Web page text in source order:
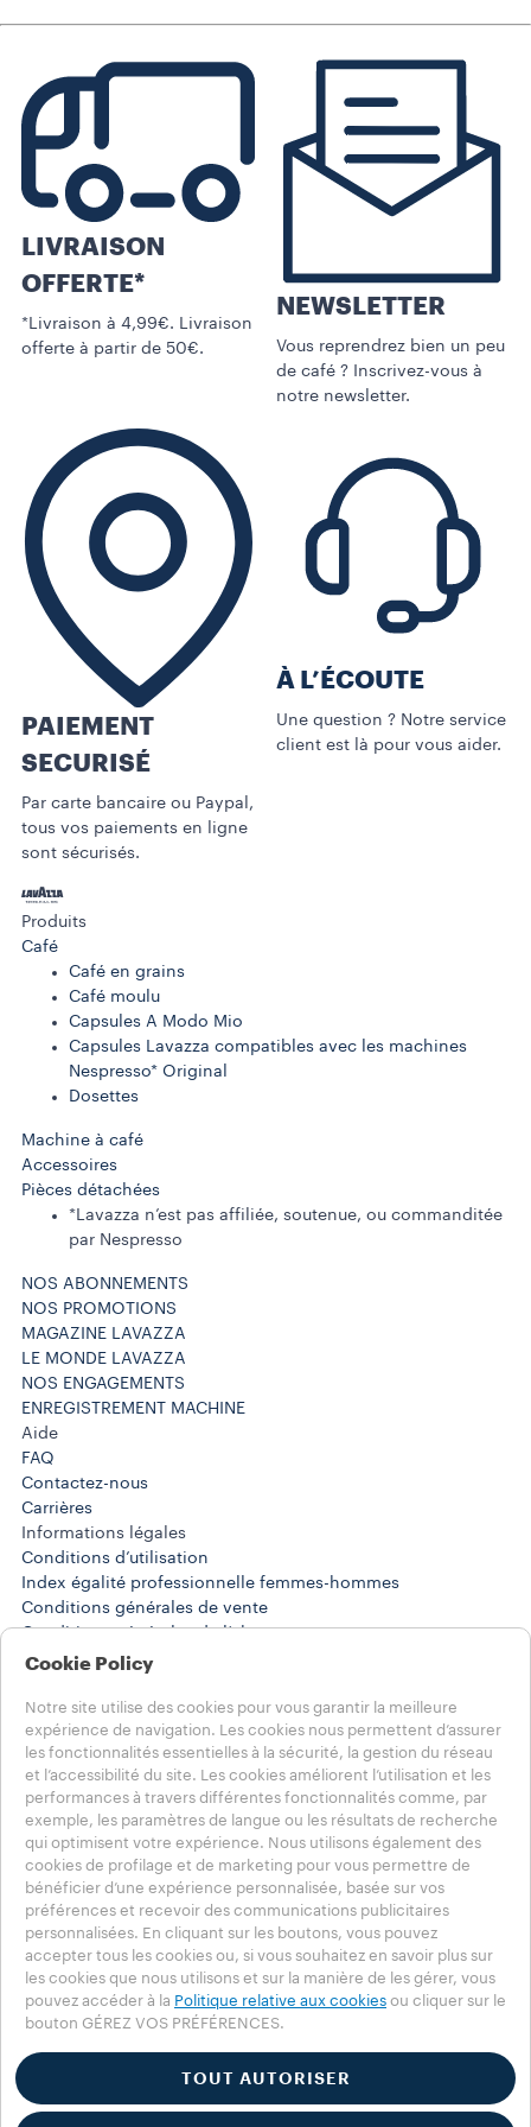
LIVRAISON
OFFERTE*
*Livraison à 4,99€. Livraison
offerte à partir de 50€.
NEWSLETTER
Vous reprendrez bien un peu
de café ? Inscrivez-vous à
notre newsletter.
PAIEMENT
SECURISÉ
Par carte bancaire ou Paypal,
tous vos paiements en ligne
sont sécurisés.
À L’ÉCOUTE
Une question ? Notre service
client est là pour vous aider.
Produits
Café
Café en grains
Café moulu
Capsules A Modo Mio
Capsules Lavazza compatibles avec les machines
Nespresso* Original
Dosettes
Machine à café
Accessoires
Pièces détachées
*Lavazza n’est pas affiliée, soutenue, ou commanditée
par Nespresso
NOS ABONNEMENTS
NOS PROMOTIONS
MAGAZINE LAVAZZA
LE MONDE LAVAZZA
NOS ENGAGEMENTS
ENREGISTREMENT MACHINE
Aide
FAQ
Contactez-nous
Carrières
Informations légales
Conditions d’utilisation
Index égalité professionnelle femmes-hommes
Conditions générales de vente
Conditions générales de l’abonnement
Résiliation d’abonnement ou commande standard
Choisissez votre pays
FRANCE
AUTRES PAYS
Réglements jeu concours lavazza
Vie privée
Politique en matière de cookies
Mentions légales
Réglage des cookies
Whistleblowing
Déclaration d’accessibilité
Retrouvez les informations AGEC de nos produits sur le site
Mutualisé de la Société Coopérative d’Intérêt Collectif Numalim
www.numalim.fr
Cookie Policy
Notre site utilise des cookies pour vous garantir la meilleure
expérience de navigation. Les cookies nous permettent d’assurer
les fonctionnalités essentielles à la sécurité, la gestion du réseau
et l’accessibilité du site. Les cookies améliorent l’utilisation et les
performances à travers différentes fonctionnalités comme, par
exemple, les paramètres de langue ou les résultats de recherche
qui optimisent votre expérience. Nous utilisons également des
cookies de profilage et de marketing pour vous permettre de
bénéficier d’une expérience personnalisée, basée sur vos
préférences et recevoir des communications publicitaires
personnalisées. En cliquant sur les boutons, vous pouvez
accepter tous les cookies ou, si vous souhaitez en savoir plus sur
les cookies que nous utilisons et sur la manière de les gérer, vous
pouvez accéder à la Politique relative aux cookies ou cliquer sur le
bouton GÉREZ VOS PRÉFÉRENCES.
TOUT AUTORISER